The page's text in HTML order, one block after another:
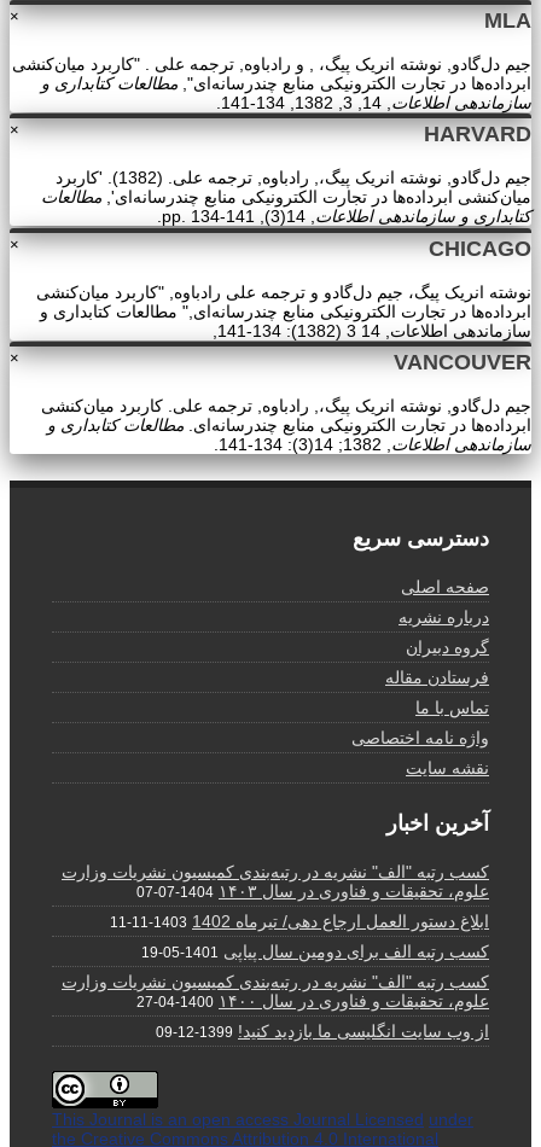
× MLA
جیم دل‌گادو, نوشته انریک پیگ، , و رادباوه, ترجمه علی . "کاربرد میان‌کنشی
ابرداده‌ها در تجارت الکترونیکی منابع چندرسانه‌ای", مطالعات کتابداری و
سازماندهی اطلاعات
× HARVARD
جیم دل‌گادو, نوشته انریک پیگ،, رادباوه, ترجمه علی. (1382). 'کاربرد
میان‌کنشی ابرداده‌ها در تجارت الکترونیکی منابع چندرسانه‌ای', مطالعات
کتابداری و سازماندهی اطلاعات, 14(3), pp. 134-141.
× CHICAGO
نوشته انریک پیگ، جیم دل‌گادو و ترجمه علی رادباوه, "کاربرد میان‌کنشی
ابرداده‌ها در تجارت الکترونیکی منابع چندرسانه‌ای," مطالعات کتابداری و
سازماندهی اطلاعات, 14 3 (1382): 134-141,
× VANCOUVER
جیم دل‌گادو, نوشته انریک پیگ،, رادباوه, ترجمه علی. کاربرد میان‌کنشی
ابرداده‌ها در تجارت الکترونیکی منابع چندرسانه‌ای. مطالعات کتابداری و
سازماندهی اطلاعات
دسترسی سریع
صفحه اصلی
درباره نشریه
گروه دبیران
فرستادن مقاله
تماس با ما
واژه نامه اختصاصی
نقشه سایت
آخرین اخبار
کسب رتبه "الف" نشریه در رتبه‌بندی کمیسیون نشریات وزارت
علوم، تحقیقات و فناوری در سال ۱۴۰۳
1404-07-07
ابلاغ دستور العمل ارجاع دهی/ تیرماه 1402 1403-11-11
کسب رتبه الف برای دومین سال پیاپی 1401-05-19
کسب رتبه "الف" نشریه در رتبه‌بندی کمیسیون نشریات وزارت
علوم، تحقیقات و فناوری در سال ۱۴۰۰
1400-04-27
از وب سایت انگلیسی ما بازدید کنید! 1399-12-09
This Journal is an open access Journal Licensed under
the Creative Commons Attribution 4.0 International